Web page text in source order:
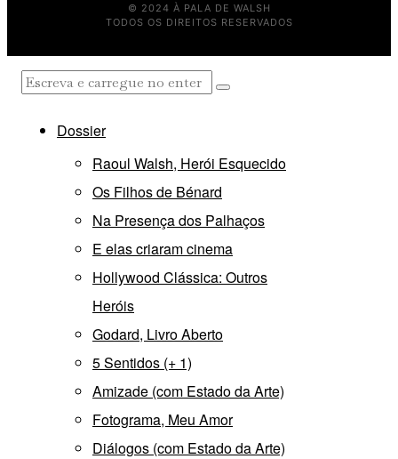
© 2024 À PALA DE WALSH
TODOS OS DIREITOS RESERVADOS
Dossier
Raoul Walsh, Herói Esquecido
Os Filhos de Bénard
Na Presença dos Palhaços
E elas criaram cinema
Hollywood Clássica: Outros
Heróis
Godard, Livro Aberto
5 Sentidos (+ 1)
Amizade (com Estado da Arte)
Fotograma, Meu Amor
Diálogos (com Estado da Arte)